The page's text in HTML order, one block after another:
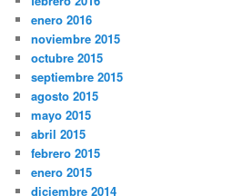
enero 2016
noviembre 2015
octubre 2015
septiembre 2015
agosto 2015
mayo 2015
abril 2015
febrero 2015
enero 2015
diciembre 2014